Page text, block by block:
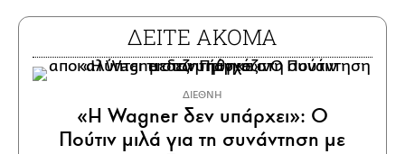
ΔΕΙΤΕ ΑΚΟΜΑ
ΔΙΕΘΝΗ
«Η Wagner δεν υπάρχει»: Ο
Πούτιν μιλά για τη συνάντηση με